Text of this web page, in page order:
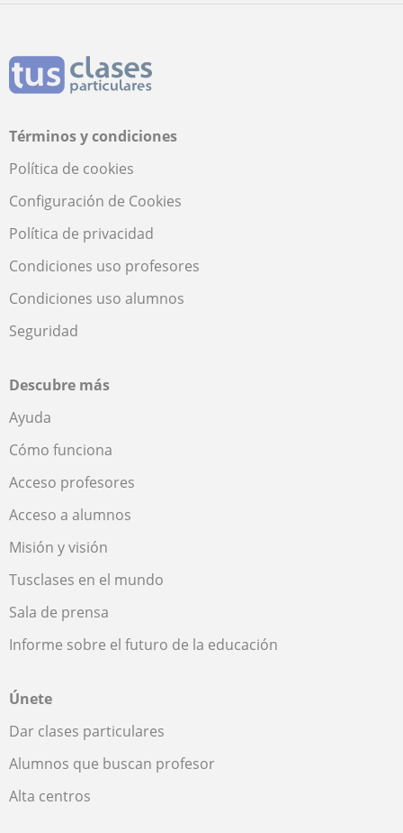
Términos y condiciones
Política de cookies
Configuración de Cookies
Política de privacidad
Condiciones uso profesores
Condiciones uso alumnos
Seguridad
Descubre más
Ayuda
Cómo funciona
Acceso profesores
Acceso a alumnos
Misión y visión
Tusclases en el mundo
Sala de prensa
Informe sobre el futuro de la educación
Únete
Dar clases particulares
Alumnos que buscan profesor
Alta centros